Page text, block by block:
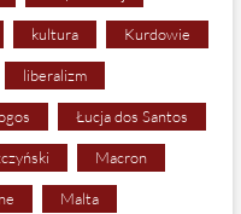
kultura Kurdowie
liberalizm
Łucja dos Santos
Macron
Malta